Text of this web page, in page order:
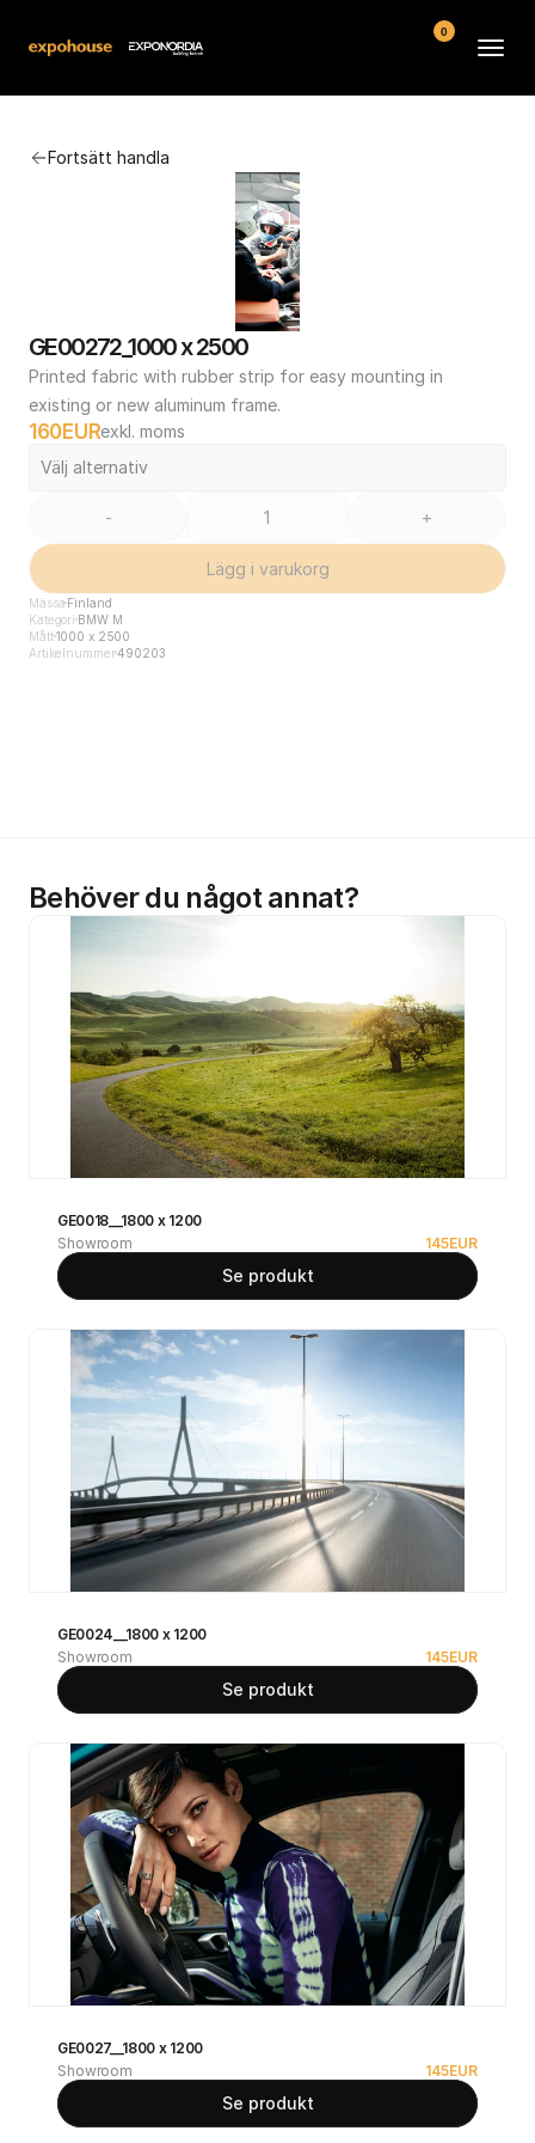
Fortsätt handla
GE00272_1000 x 2500
Printed fabric with rubber strip for easy mounting in
existing or new aluminum frame.
160EURexkl. moms
Välj alternativ
- +
Lägg i varukorg
Mässa Finland
Kategori BMW M
Mått1000 x 2500
Artikelnummer490203
Behöver du något annat?
GE0018__1800 x 1200
Showroom
145EUR
Se produkt
GE0024__1800 x 1200
Showroom
145EUR
Se produkt
GE0027__1800 x 1200
Showroom
145EUR
Se produkt
Kontakt
Köpvillkor
0